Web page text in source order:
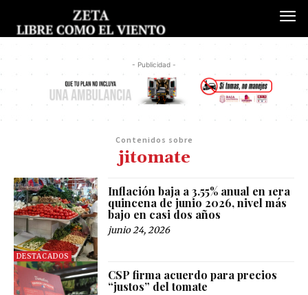
- Publicidad -
Contenidos sobre
jitomate
DESTACADOS
Inflación baja a 3.55% anual en 1era
quincena de junio 2026, nivel más
bajo en casi dos años
junio 24, 2026
CSP firma acuerdo para precios
“justos” del tomate